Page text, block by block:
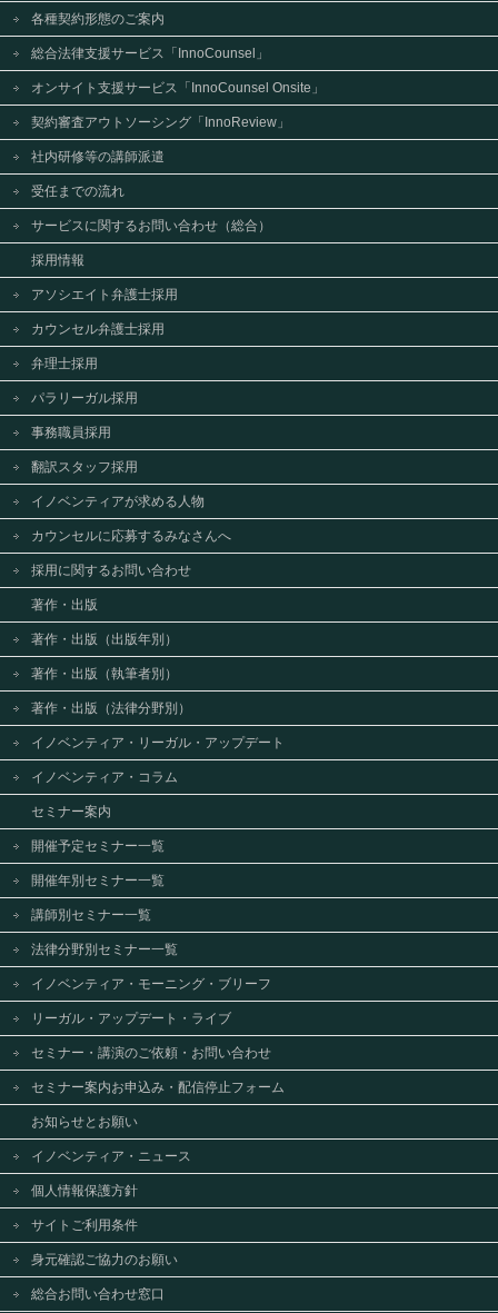
各種契約形態のご案内
総合法律支援サービス「InnoCounsel」
オンサイト支援サービス「InnoCounsel Onsite」
契約審査アウトソーシング「InnoReview」
社内研修等の講師派遣
受任までの流れ
サービスに関するお問い合わせ（総合）
採用情報
アソシエイト弁護士採用
カウンセル弁護士採用
弁理士採用
パラリーガル採用
事務職員採用
翻訳スタッフ採用
イノベンティアが求める人物
カウンセルに応募するみなさんへ
採用に関するお問い合わせ
著作・出版
著作・出版（出版年別）
著作・出版（執筆者別）
著作・出版（法律分野別）
イノベンティア・リーガル・アップデート
イノベンティア・コラム
セミナー案内
開催予定セミナー一覧
開催年別セミナー一覧
講師別セミナー一覧
法律分野別セミナー一覧
イノベンティア・モーニング・ブリーフ
リーガル・アップデート・ライブ
セミナー・講演のご依頼・お問い合わせ
セミナー案内お申込み・配信停止フォーム
お知らせとお願い
イノベンティア・ニュース
個人情報保護方針
サイトご利用条件
身元確認ご協力のお願い
総合お問い合わせ窓口